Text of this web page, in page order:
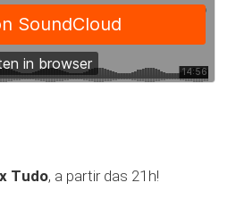
Tudo, a partir das 21h!